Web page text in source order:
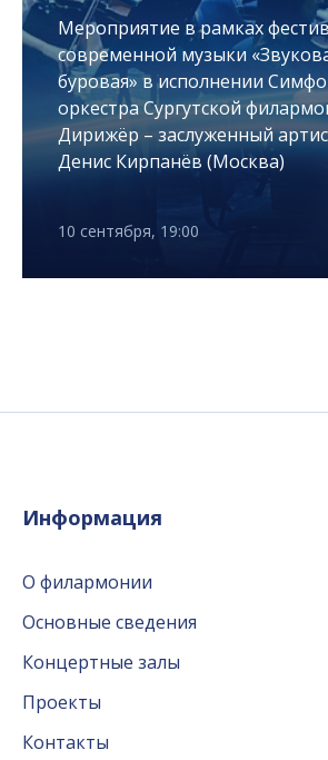
Мероприятие в рамках
современной музыки
буровая» в исполнении
оркестра Сургутской
Дирижёр – заслуженный
Денис Кирпанёв (Москва)
10 сентября, 19:00
Информация
О филармонии
Основные сведения
Концертные залы
Проекты
Контакты